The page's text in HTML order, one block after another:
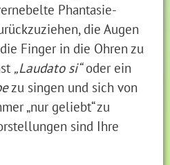
Phantasie-
die Augen
Finger in die Ohren zu
„Laudato si“oder ein
zu singen und sich von
„nur geliebt“ zu
sind Ihre